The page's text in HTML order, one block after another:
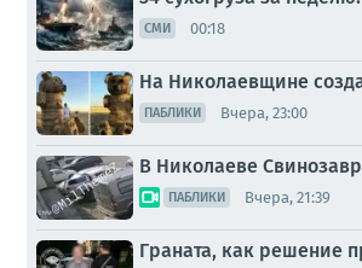
СМИ 00:18
На Николаевщине
ПАБЛИКИ Вчера, 23:00
В Николаеве
ПАБЛИКИ Вчера, 21:39
Граната, как решение